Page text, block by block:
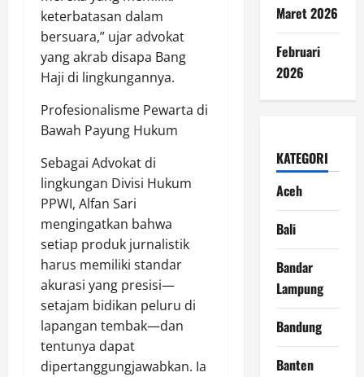
keterbatasan dalam
bersuara,” ujar advokat
yang akrab disapa Bang
Haji di lingkungannya.
Profesionalisme Pewarta di
Bawah Payung Hukum
Sebagai Advokat di
lingkungan Divisi Hukum
PPWI, Alfan Sari
mengingatkan bahwa
setiap produk jurnalistik
harus memiliki standar
akurasi yang presisi—
setajam bidikan peluru di
lapangan tembak—dan
tentunya dapat
dipertanggungjawabkan. Ia
Maret 2026
Februari
2026
KATEGORI
Aceh
Bali
Bandar
Lampung
Bandung
Banten